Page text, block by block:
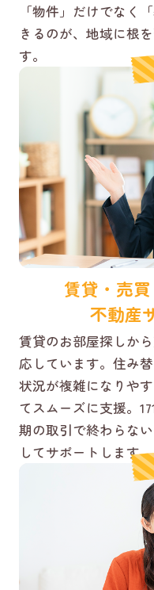
「物件」だけでなく
きるのが、地域に根
す。
賃貸・売
不動産
賃貸のお部屋探しか
応しています。住み
状況が複雑になりや
てスムーズに支援。
期の取引で終わらな
してサポートします。